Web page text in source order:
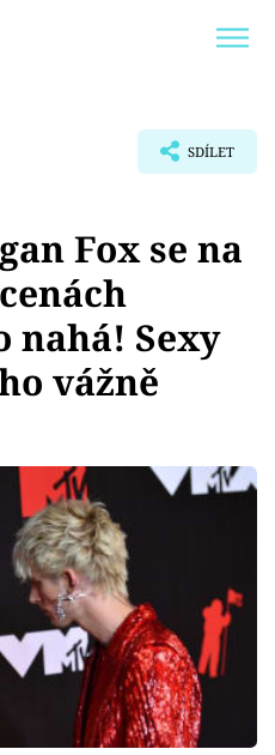
SDÍLET
Fox se na
nahá! Sexy
vážně